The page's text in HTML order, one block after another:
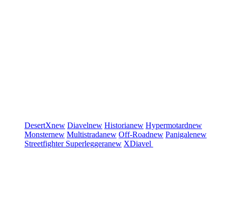
DesertXnew Diavelnew Historianew Hypermotardnew
Monsternew Multistradanew Off-Roadnew Panigalenew
Streetfighter Superleggeranew XDiavel